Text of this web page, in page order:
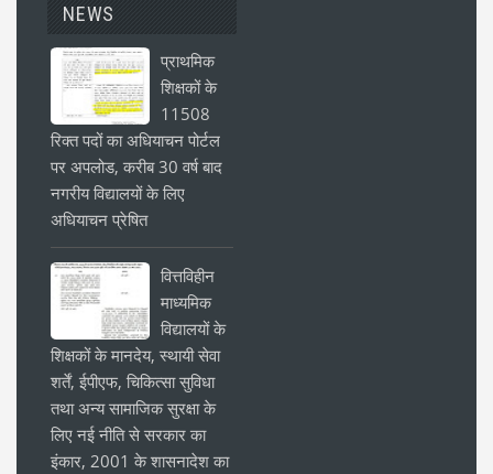
NEWS
प्राथमिक
शिक्षकों के
11508
रिक्त पदों का अधियाचन पोर्टल
पर अपलोड, करीब 30 वर्ष बाद
नगरीय विद्यालयों के लिए
अधियाचन प्रेषित
वित्तविहीन
माध्यमिक
विद्यालयों के
शिक्षकों के मानदेय, स्थायी सेवा
शर्तें, ईपीएफ, चिकित्सा सुविधा
तथा अन्य सामाजिक सुरक्षा के
लिए नई नीति से सरकार का
इंकार, 2001 के शासनादेश का